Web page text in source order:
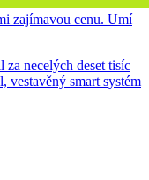
zajímavou cenu. Umí
necelých deset tisíc
vestavěný smart systém